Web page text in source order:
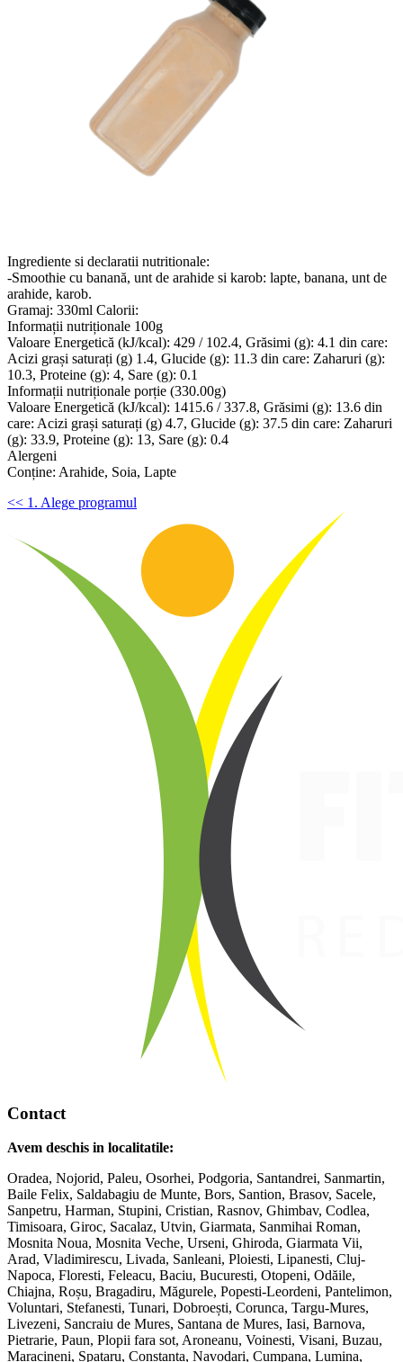
Ingrediente si declaratii nutritionale:
-Smoothie cu banană, unt de arahide si karob: lapte, banana, unt de
arahide, karob.
Gramaj: 330ml Calorii:
Informații nutriționale 100g
Valoare Energetică (kJ/kcal): 429 / 102.4, Grăsimi (g): 4.1 din care:
Acizi grași saturați (g) 1.4, Glucide (g): 11.3 din care: Zaharuri (g):
10.3, Proteine (g): 4, Sare (g): 0.1
Informații nutriționale porție (330.00g)
Valoare Energetică (kJ/kcal): 1415.6 / 337.8, Grăsimi (g): 13.6 din
care: Acizi grași saturați (g) 4.7, Glucide (g): 37.5 din care: Zaharuri
(g): 33.9, Proteine (g): 13, Sare (g): 0.4
Alergeni
Conține: Arahide, Soia, Lapte
<< 1. Alege programul
Contact
Avem deschis in localitatile:
Oradea, Nojorid, Paleu, Osorhei, Podgoria, Santandrei, Sanmartin,
Baile Felix, Saldabagiu de Munte, Bors, Santion, Brasov, Sacele,
Sanpetru, Harman, Stupini, Cristian, Rasnov, Ghimbav, Codlea,
Timisoara, Giroc, Sacalaz, Utvin, Giarmata, Sanmihai Roman,
Mosnita Noua, Mosnita Veche, Urseni, Ghiroda, Giarmata Vii,
Arad, Vladimirescu, Livada, Sanleani, Ploiesti, Lipanesti, Cluj-
Napoca, Floresti, Feleacu, Baciu, Bucuresti, Otopeni, Odăile,
Chiajna, Roșu, Bragadiru, Măgurele, Popesti-Leordeni, Pantelimon,
Voluntari, Stefanesti, Tunari, Dobroești, Corunca, Targu-Mures,
Livezeni, Sancraiu de Mures, Santana de Mures, Iasi, Barnova,
Pietrarie, Paun, Plopii fara sot, Aroneanu, Voinesti, Visani, Buzau,
Maracineni, Spataru, Constanta, Navodari, Cumpana, Lumina,